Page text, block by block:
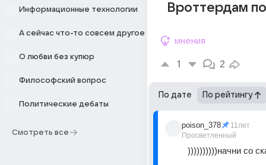
Информационные технологии
А сейчас что-то совсем другое
О любви без купюр
Философский вопрос
Политические дебаты
Смотреть все
Вроттердам
мнения
1 2
По дате По рейтингу
poison_378
Просветленный
11лет
))))))))))начни со